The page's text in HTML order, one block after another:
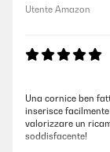
Utente Amazon
Una cornice ben
inserisce
valorizzare un
soddisfacente!